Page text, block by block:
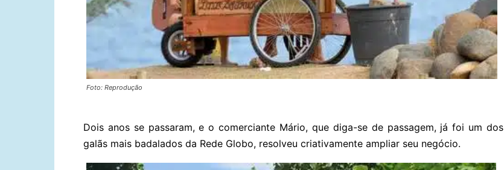
Foto: Reprodução
Dois anos se passaram, e o comerciante Mário, que diga-se de passagem, já foi um dos
galãs mais badalados da Rede Globo, resolveu criativamente ampliar seu negócio.